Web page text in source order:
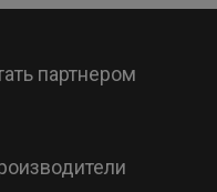
партнером